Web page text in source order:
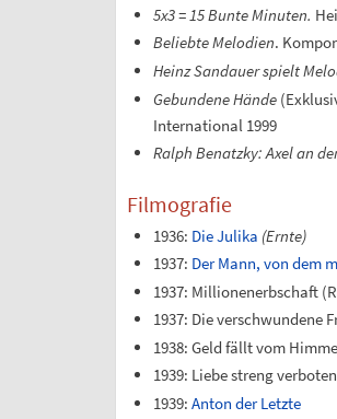
5x3 = 15 Bunte Minuten.
Beliebte Melodien.
Heinz Sandauer spielt
Gebundene Hände
International 1999
Ralph Benatzky: Axel an
Filmografie
1936: Die Julika (Ernte)
1937: Der Mann, von dem
1937: Millionenerbschaft
1937: Die verschwundene
1938: Geld fällt vom
1939: Liebe streng
1939:Anton der Letzte